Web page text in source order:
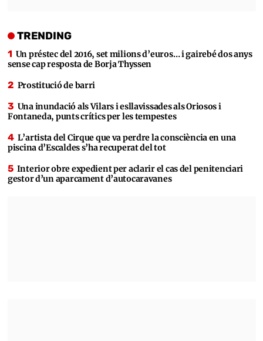
TRENDING
Un préstec del 2016, set milions d’euros… i gairebé dos anys
sense cap resposta de Borja Thyssen
Prostitució de barri
Una inundació als Vilars i esllavissades als Oriosos i
Fontaneda, punts crítics per les tempestes
L’artista del Cirque que va perdre la consciència en una
piscina d’Escaldes s’ha recuperat del tot
Interior obre expedient per aclarir el cas del penitenciari
gestor d’un aparcament d’autocaravanes